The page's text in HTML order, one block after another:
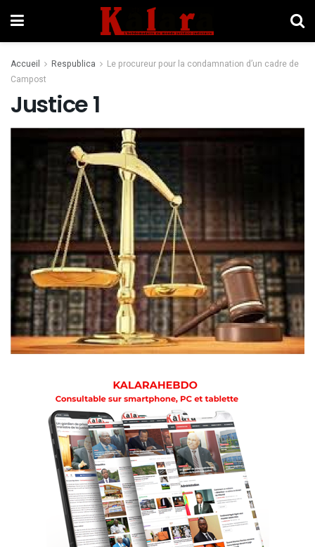
Accueil Respublica
Le procureur pour la condamnation d’un cadre de
Campost
Justice 1